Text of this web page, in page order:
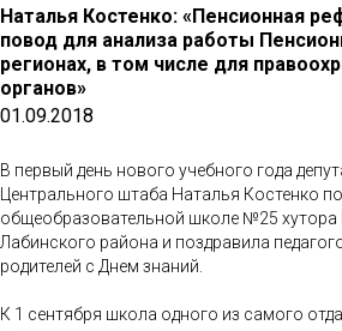
Наталья Костенко: «Пенсионная
повод для анализа работы
регионах, в том числе для
органов»
01.09.2018
В первый день нового учебного года
Центрального штаба Наталья Костенко
общеобразовательной школе №25
Лабинского района и поздравила
родителей с Днем знаний.
К 1 сентября школа одного из самого